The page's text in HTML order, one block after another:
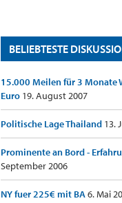
BELIEBTESTE
15.000 Meilen für 3 Monate
Euro 19. August 2007
Politische Lage Thailand 13.
Prominente an Bord -
September 2006
NY fuer 225€ mit BA6. Mai